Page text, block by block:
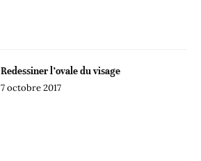
Redessiner l’ovale du visage
7 octobre 2017